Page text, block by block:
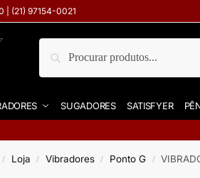
| (21) 97154-0021
Pesquisar
SUGADORES SATISFYER
/ Loja / Vibradores / Ponto G /